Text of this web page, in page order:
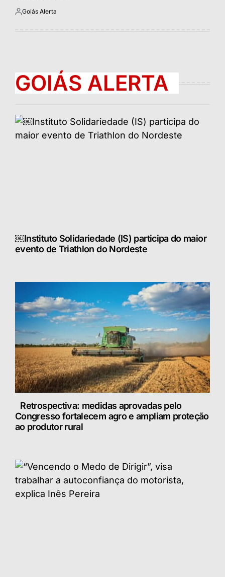
Postado
Goiás Alerta
GOIÁS ALERTA
￼Instituto Solidariedade (IS) participa do maior
evento de Triathlon do Nordeste
Retrospectiva: medidas aprovadas pelo
Congresso fortalecem agro e ampliam proteção
ao produtor rural